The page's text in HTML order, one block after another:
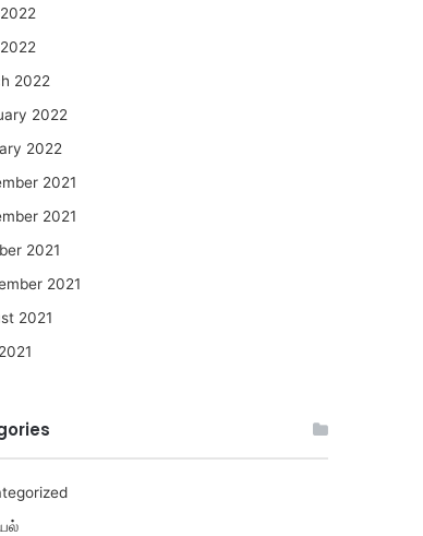
2022
2022
2022
2021
2021
2021
2021
2021